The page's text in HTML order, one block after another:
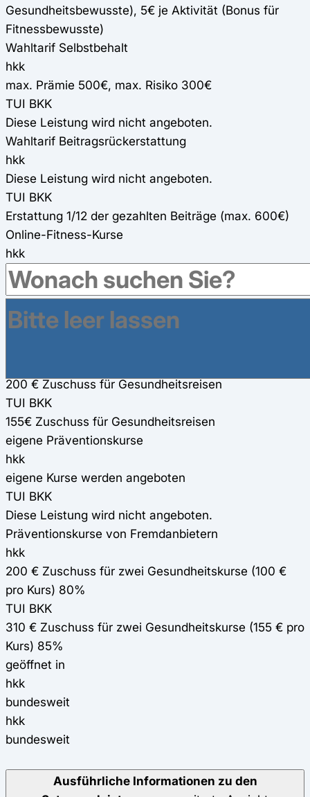
Gesundheitsbewusste), 5€ je Aktivität (Bonus für
Fitnessbewusste)
Wahltarif Selbstbehalt
hkk
max. Prämie 500€, max. Risiko 300€
TUI BKK
Diese Leistung wird nicht angeboten.
Wahltarif Beitragsrückerstattung
hkk
Diese Leistung wird nicht angeboten.
TUI BKK
Erstattung 1/12 der gezahlten Beiträge (max. 600€)
Online-Fitness-Kurse
hkk
präventives Ganzkörpertraining oder verschiedene
Rückenkurse
TUI BKK
kostenlose Online-Fitness-Kurse
200 € Zuschuss für Gesundheitsreisen
TUI BKK
155€ Zuschuss für Gesundheitsreisen
eigene Präventionskurse
hkk
eigene Kurse werden angeboten
TUI BKK
Diese Leistung wird nicht angeboten.
Präventionskurse von Fremdanbietern
hkk
200 € Zuschuss für zwei Gesundheitskurse (100 €
pro Kurs) 80%
TUI BKK
310 € Zuschuss für zwei Gesundheitskurse (155 € pro
Kurs) 85%
geöffnet in
hkk
bundesweit
hkk
bundesweit
Ausführliche Informationen zu den